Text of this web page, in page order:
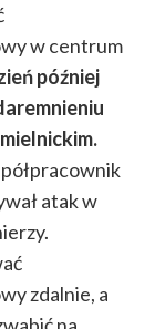
w centrum
później
atak w
zdalnie, a